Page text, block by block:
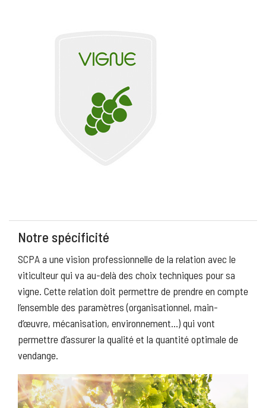
Notre spécificité
SCPA a une vision professionnelle de la relation avec le
viticulteur qui va au-delà des choix techniques pour sa
vigne. Cette relation doit permettre de prendre en compte
l’ensemble des paramètres (organisationnel, main-
d’œuvre, mécanisation, environnement…) qui vont
permettre d’assurer la qualité et la quantité optimale de
vendange.